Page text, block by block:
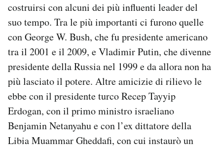
costruirsi con alcuni dei più influenti leader del
suo tempo. Tra le più importanti ci furono quelle
con George W. Bush, che fu presidente americano
tra il 2001 e il 2009, e Vladimir Putin, che divenne
presidente della Russia nel 1999 e da allora non ha
più lasciato il potere. Altre amicizie di rilievo le
ebbe con il presidente turco Recep Tayyip
Erdogan, con il primo ministro israeliano
Benjamin Netanyahu e con l’ex dittatore della
Libia Muammar Gheddafi, con cui instaurò un